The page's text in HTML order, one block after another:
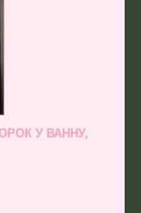
У ВАННУ,